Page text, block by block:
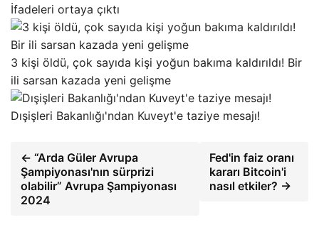
İfadeleri ortaya çıktı
3 kişi öldü, çok sayıda kişi yoğun bakıma kaldırıldı! Bir
ili sarsan kazada yeni gelişme
Dışişleri Bakanlığı'ndan Kuveyt'e taziye mesajı!
← “Arda Güler Avrupa
Şampiyonası'nın sürprizi
olabilir” Avrupa Şampiyonası
2024
Fed'in faiz oranı
kararı Bitcoin'i
nasıl etkiler? →